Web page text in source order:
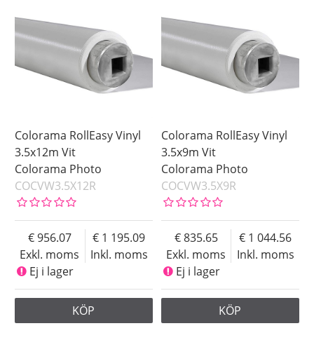
Colorama RollEasy Vinyl
3.5x12m Vit
Colorama Photo
COCVW3.5X12R
Exkl. moms
956.07
Inkl. moms
1 195.09
Ej i lager
KÖP
Colorama RollEasy Vinyl
3.5x9m Vit
Colorama Photo
COCVW3.5X9R
Exkl. moms
835.65
Inkl. moms
1 044.56
Ej i lager
KÖP